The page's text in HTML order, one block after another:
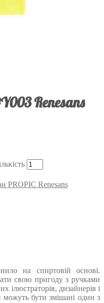
Renesans
PROPIC Renesans
на спиртовій основі.
свою пригоду з ручками
ілюстраторів, дизайнерів і
можуть бути змішані один з